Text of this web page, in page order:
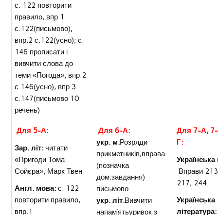
с. 122 повторити
правило, впр.1
с.122(письмово),
впр.2 с.122(усно); с.
146 прописати і
вивчити слова до
теми «Погода», впр.2
с.146(усно), впр.3
с.147(письмово 10
речень)
Для 5-А:
Зар. літ:читати
«Пригоди Тома
Сойєра», Марк Твен
Англ. мова:с. 122
повторити правило,
впр.1
Для 6-А:
укр. м.Розряди
прикметників,вправа
(позначка
дом.завдання)
письмово
укр. літ.Вивчити
напам’ятьуривок з
Для 7-А,
Г:
Вправи
217, 244.
Українська
література: